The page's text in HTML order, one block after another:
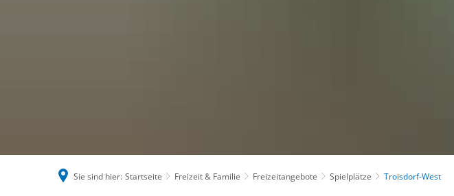
Sie sind hier: Startseite Freizeit & Familie Freizeitangebote Spielplätze Troisdorf-West